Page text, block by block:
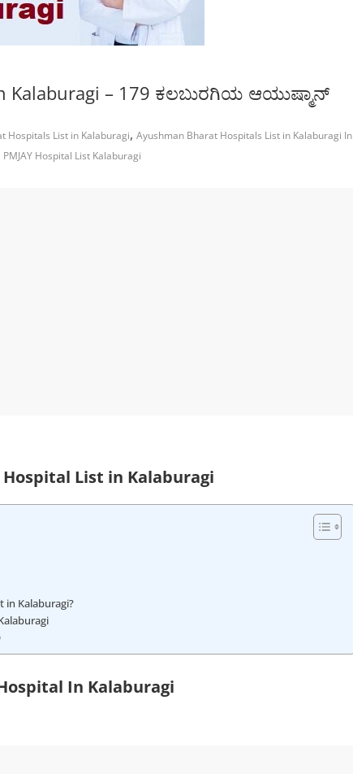
Kalaburagi – 179 ಕಲಬುರಗಿಯ ಆಯುಷ್ಮಾನ್
Hospitals List in Kalaburagi, Ayushman Bharat Hospitals List in Kalaburagi In
PMJAY Hospital List Kalaburagi
List in Kalaburagi
in Kalaburagi?
In Kalaburagi